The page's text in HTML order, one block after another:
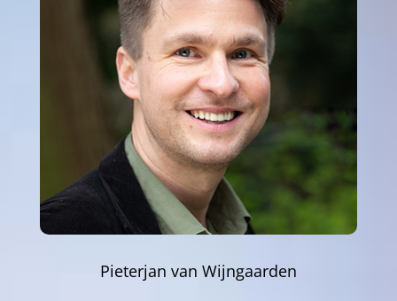
Pieterjan van Wijngaarden